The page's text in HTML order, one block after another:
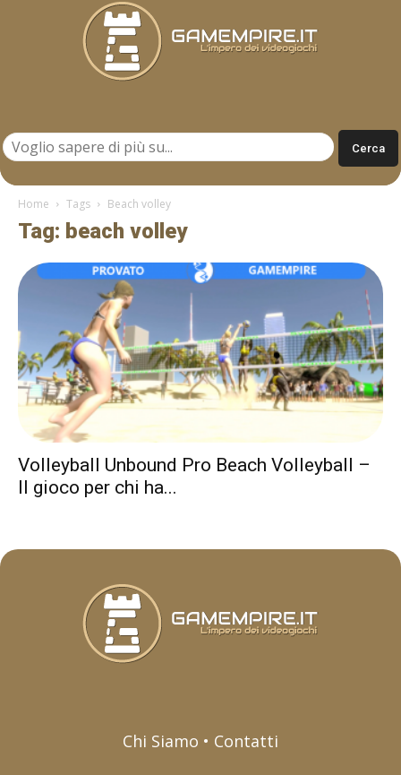
Home Tags Beach volley
Tag: beach volley
Volleyball Unbound Pro Beach Volleyball –
Il gioco per chi ha...
Chi Siamo • Contatti